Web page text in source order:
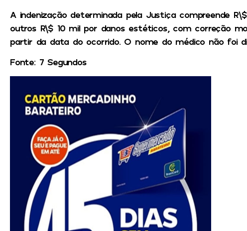
A indenização determinada pela Justiça compreende
outros R\$ 10 mil por danos estéticos, com correção
partir da data do ocorrido. O nome do médico não foi
Fonte: 7 Segundos